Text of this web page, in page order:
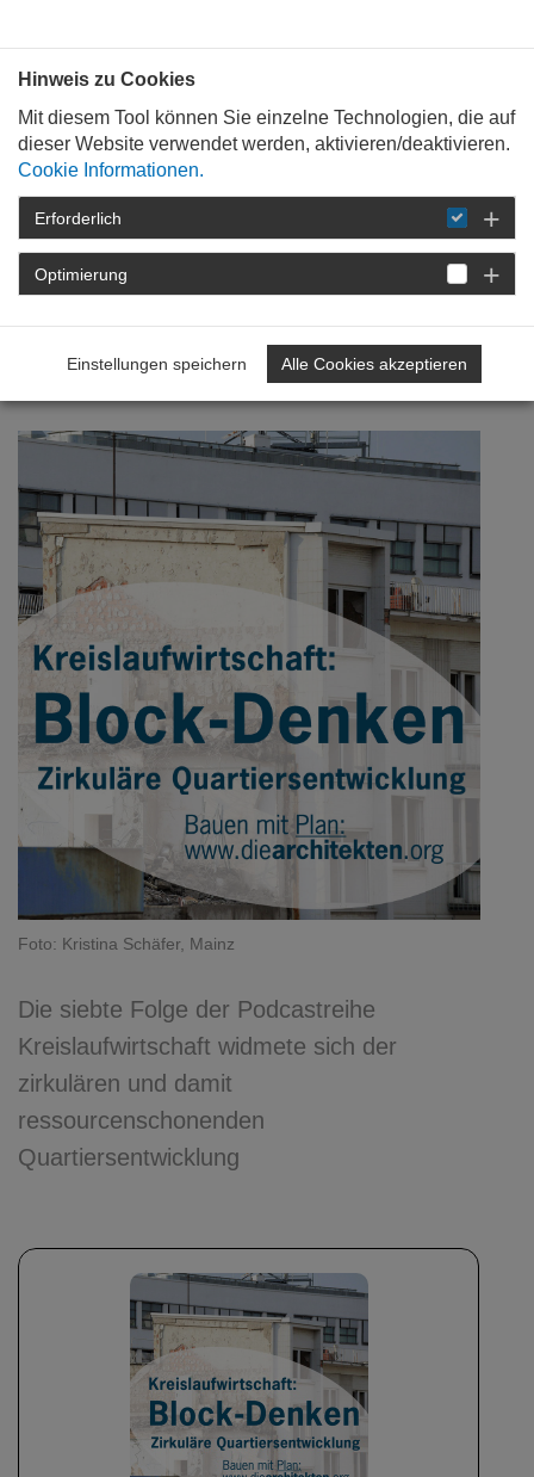
STARTSEITE
FORTBILDUNG
DETAIL
Block-Denken
Foto: Kristina Schäfer, Mainz
Die siebte Folge der Podcastreihe
Kreislaufwirtschaft widmete sich der
zirkulären und damit
ressourcenschonenden
Quartiersentwicklung
Hinweis zu Cookies
Mit diesem Tool können Sie einzelne Technologien, die auf
dieser Website verwendet werden, aktivieren/deaktivieren.
Cookie Informationen.
Erforderlich
Optimierung
Einstellungen speichern Alle Cookies akzeptieren